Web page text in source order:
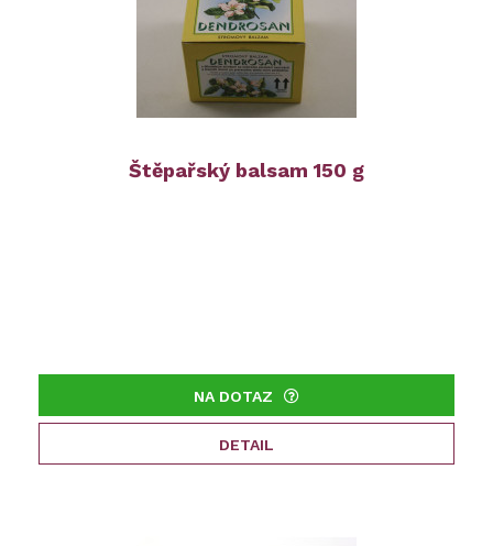
Štěpařský balsam 150 g
NA DOTAZ
DETAIL